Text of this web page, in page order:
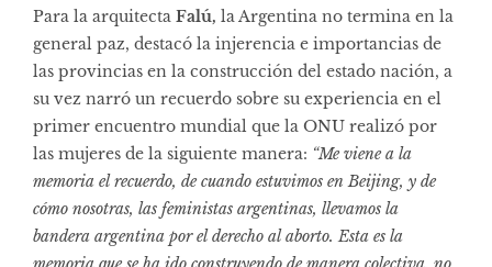
Para la arquitecta Falú, la Argentina no termina en la
general paz, destacó la injerencia e importancias de
las provincias en la construcción del estado nación, a
su vez narró un recuerdo sobre su experiencia en el
primer encuentro mundial que la ONU realizó por
las mujeres de la siguiente manera: “Me viene a la
memoria el recuerdo, de cuando estuvimos en Beijing, y de
cómo nosotras, las feministas argentinas, llevamos la
bandera argentina por el derecho al aborto. Esta es la